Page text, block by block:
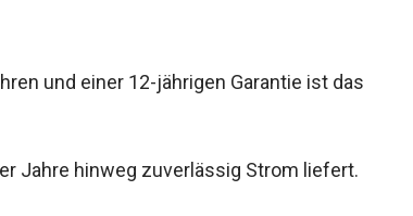
und einer 12-jährigen Garantie ist das
Jahre hinweg zuverlässig Strom liefert.